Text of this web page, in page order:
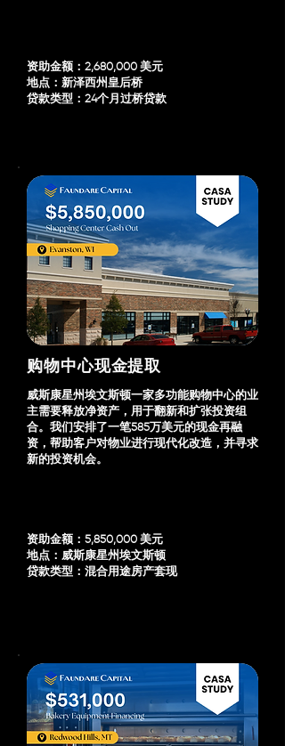
资助金额：2,680,000 美元
地点：新泽西州皇后桥
贷款类型：24个月过桥贷款
购物中心现金提取
威斯康星州埃文斯顿一家多功能购物中心的业
主需要释放净资产，用于翻新和扩张投资组
合。我们安排了一笔585万美元的现金再融
资，帮助客户对物业进行现代化改造，并寻求
新的投资机会。
资助金额：5,850,000 美元
地点：威斯康星州埃文斯顿
贷款类型：混合用途房产套现